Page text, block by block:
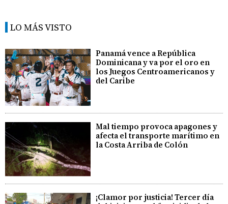
LO MÁS VISTO
Panamá vence a República
Dominicana y va por el oro en
los Juegos Centroamericanos y
del Caribe
Mal tiempo provoca apagones y
afecta el transporte marítimo en
la Costa Arriba de Colón
¡Clamor por justicia! Tercer día